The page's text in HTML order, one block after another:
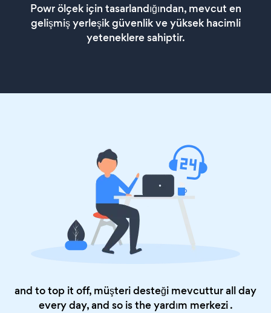
Powr ölçek için tasarlandığından, mevcut en
gelişmiş yerleşik güvenlik ve yüksek hacimli
yeteneklere sahiptir.
and to top it off, müşteri desteği mevcuttur all day
every day, and so is theyardım merkezi.